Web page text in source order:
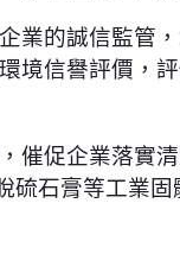
業的誠信監管
境信譽評價，
催促企業落實
硫石膏等工業固